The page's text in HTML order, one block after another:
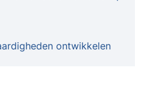
Laat staan dat je je
je financiële
ontwikkelen